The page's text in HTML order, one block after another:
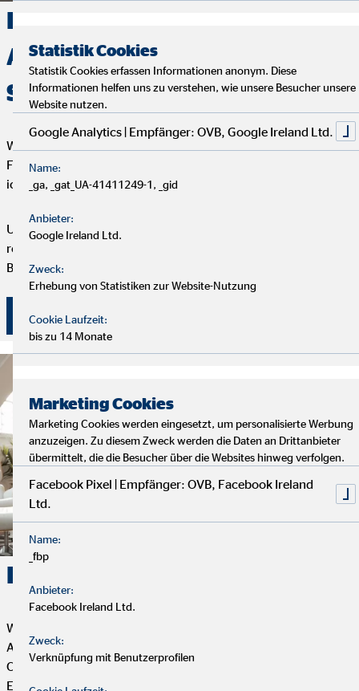
Deine Finanzen, Dein Weg:
Analyse, Beratung und
Service
Wir starten mit einem entspannten Analysegespräch, um deine
Finanzen und Ziele kennenzulernen. Anschließend präsentiere
ich dir maßgeschneiderte Finanzlösungen.
Um deine Finanzplanung aktuell zu halten, bieten wir
regelmäßige Servicegespräche an. Vertrauen und persönliche
Betreuung stehen bei uns an erster Stelle.
Überzeuge dich selbst von unserer Beratung!
Karriere. Erfolg. OVB.
Wenn du Flexibilität, Selbstbestimmung und eine erfüllende
Aufgabe mit Sinn und Zweck suchst, dann ist die Tätigkeit als
OVB Finanzberater*in genau das Richtige für dich. Dein
Engagement bestimmt, wie weit du bei uns kommen kannst.
Statistik Cookies
Statistik Cookies erfassen Informationen anonym. Diese
Informationen helfen uns zu verstehen, wie unsere Besucher unsere
Website nutzen.
Google Analytics | Empfänger: OVB, Google Ireland Ltd.
Name:
_ga, _gat_UA-41411249-1, _gid
Anbieter:
Google Ireland Ltd.
Zweck:
Erhebung von Statistiken zur Website-Nutzung
Cookie Laufzeit:
bis zu 14 Monate
Marketing Cookies
Marketing Cookies werden eingesetzt, um personalisierte Werbung
anzuzeigen. Zu diesem Zweck werden die Daten an Drittanbieter
übermittelt, die die Besucher über die Websites hinweg verfolgen.
Facebook Pixel | Empfänger: OVB, Facebook Ireland
Ltd.
Name:
_fbp
Anbieter:
Facebook Ireland Ltd.
Zweck:
Verknüpfung mit Benutzerprofilen